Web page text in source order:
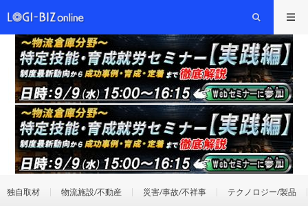
独自取材 物流施設/不動産 災害/事故/不祥事 テクノロジー/製品